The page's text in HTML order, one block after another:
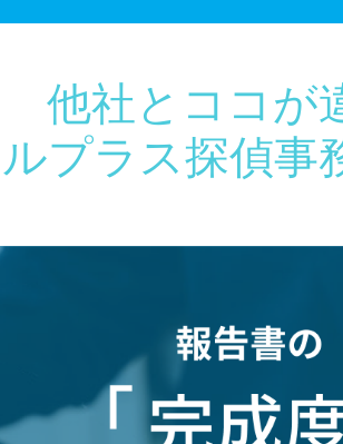
他社とココが
プラス探偵事